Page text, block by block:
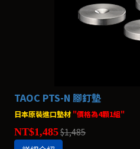
TAOC PTS-N 腳釘墊
日本原裝進口墊材 "價格為4顆1組"
NT$1,485$1,485